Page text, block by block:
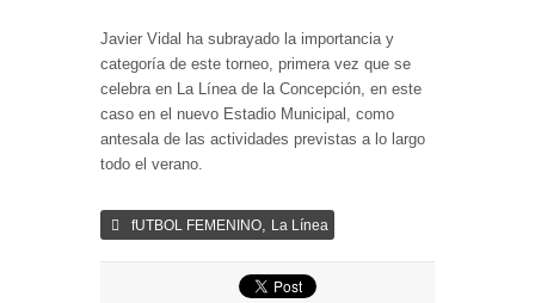
Javier Vidal ha subrayado la importancia y
categoría de este torneo, primera vez que se
celebra en La Línea de la Concepción, en este
caso en el nuevo Estadio Municipal, como
antesala de las actividades previstas a lo largo
todo el verano.
fUTBOL FEMENINO, La Línea